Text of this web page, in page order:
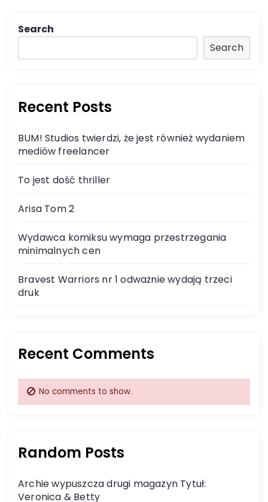
Search
Search
Recent Posts
BUM! Studios twierdzi, że jest również wydaniem
mediów freelancer
To jest dość thriller
Arisa Tom 2
Wydawca komiksu wymaga przestrzegania
minimalnych cen
Bravest Warriors nr 1 odważnie wydają trzeci
druk
Recent Comments
No comments to show.
Random Posts
Archie wypuszcza drugi magazyn Tytuł:
Veronica & Betty